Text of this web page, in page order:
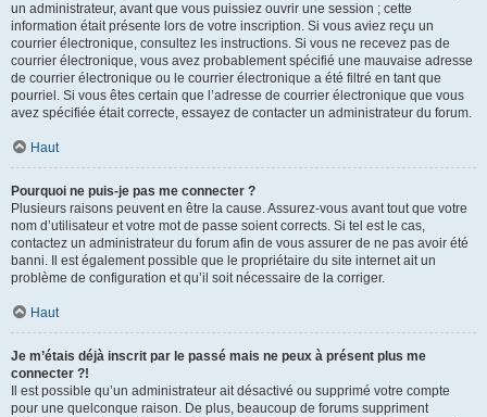
un administrateur, avant que vous puissiez ouvrir une session ; cette
information était présente lors de votre inscription. Si vous aviez reçu un
courrier électronique, consultez les instructions. Si vous ne recevez pas de
courrier électronique, vous avez probablement spécifié une mauvaise adresse
de courrier électronique ou le courrier électronique a été filtré en tant que
pourriel. Si vous êtes certain que l’adresse de courrier électronique que vous
avez spécifiée était correcte, essayez de contacter un administrateur du forum.
Haut
Pourquoi ne puis-je pas me connecter ?
Plusieurs raisons peuvent en être la cause. Assurez-vous avant tout que votre
nom d’utilisateur et votre mot de passe soient corrects. Si tel est le cas,
contactez un administrateur du forum afin de vous assurer de ne pas avoir été
banni. Il est également possible que le propriétaire du site internet ait un
problème de configuration et qu’il soit nécessaire de la corriger.
Haut
Je m’étais déjà inscrit par le passé mais ne peux à présent plus me
connecter ?!
Il est possible qu’un administrateur ait désactivé ou supprimé votre compte
pour une quelconque raison. De plus, beaucoup de forums suppriment